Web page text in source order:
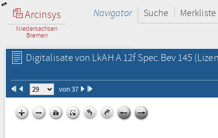
Arcinsys
Niedersachsen
Bremen
Navigator Suche Merkliste
Digitalisate von LkAH A 12f Spec.Bev 145
von 37